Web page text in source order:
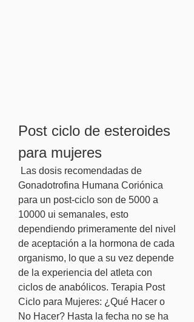
Post ciclo de esteroides
para mujeres
Gonadotrofina Humana Coriónica
para un post-ciclo son de 5000 a
10000 ui semanales, esto
dependiendo primeramente del nivel
de aceptación a la hormona de cada
organismo, lo que a su vez depende
de la experiencia del atleta con
ciclos de anabólicos. Terapia Post
Ciclo para Mujeres: ¿Qué Hacer o
No Hacer? Hasta la fecha no se ha